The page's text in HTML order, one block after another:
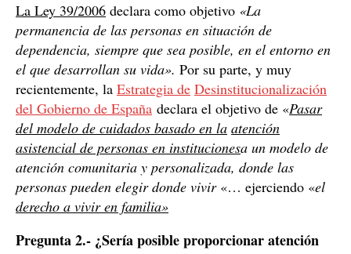
La Ley 39/2006 declara como objetivo «La
permanencia de las personas en situación de
dependencia, siempre que sea posible, en el entorno en
el que desarrollan su vida». Por su parte, y muy
recientemente, la Estrategia de Desinstitucionalización
del Gobierno de España declara el objetivo de «Pasar
del modelo de cuidados basado en la atención
asistencial de personas en institucionesa un modelo de
atención comunitaria y personalizada, donde las
personas pueden elegir donde vivir«… ejerciendo «el
derecho a vivir en familia»
Pregunta 2.- ¿Sería posible proporcionar atención